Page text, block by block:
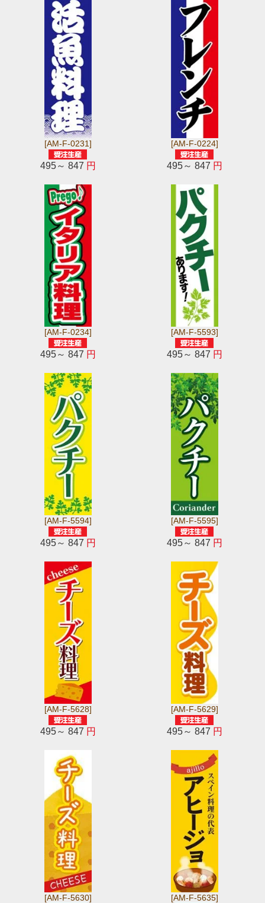
[AM-F-0231]
495～ 847 円
[AM-F-0224]
495～ 847 円
[AM-F-0234]
495～ 847 円
[AM-F-5593]
495～ 847 円
[AM-F-5594]
495～ 847 円
[AM-F-5595]
495～ 847 円
[AM-F-5628]
495～ 847 円
[AM-F-5629]
495～ 847 円
[AM-F-5630] [AM-F-5635]